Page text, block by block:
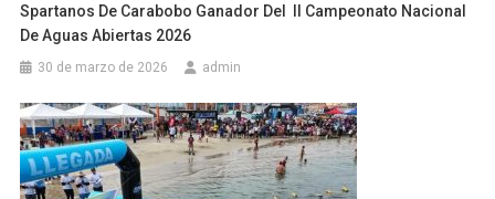
Spartanos De Carabobo Ganador Del II Campeonato Nacional
De Aguas Abiertas 2026
30 de marzo de 2026 admin